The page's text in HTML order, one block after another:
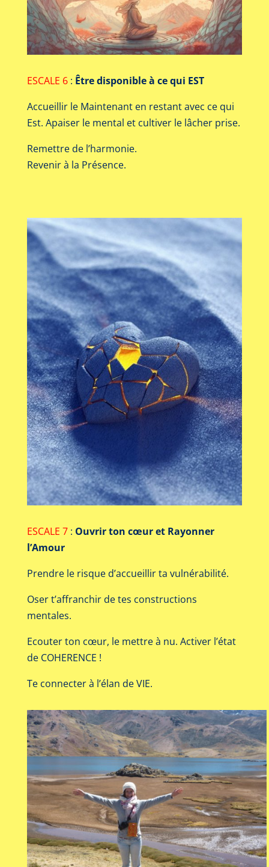
ESCALE 6: Être disponible à ce qui EST
Accueillir le Maintenant en restant avec ce qui
Est. Apaiser le mental et cultiver le lâcher prise.
Remettre de l’harmonie.
Revenir à la Présence.
ESCALE 7: Ouvrir ton cœur et Rayonner
l’Amour
Prendre le risque d’accueillir ta vulnérabilité.
Oser t’affranchir de tes constructions
mentales.
Ecouter ton cœur, le mettre à nu. Activer l’état
de COHERENCE !
Te connecter à l’élan de VIE.